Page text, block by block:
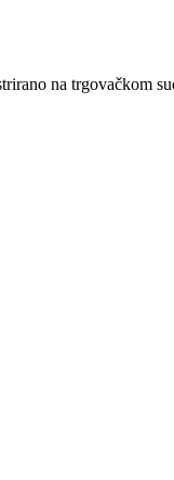
na trgovačkom